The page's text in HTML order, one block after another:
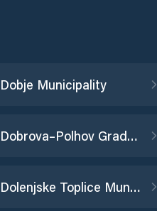
Dobje Municipality
Dobrova–Polhov Gradec Municipality
Dolenjske Toplice Municipality